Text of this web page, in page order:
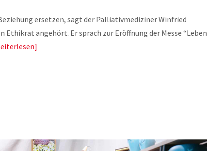
ersetzen, sagt der Palliativmediziner Winfried
Ethikrat angehört. Er sprach zur Eröffnung der Messe “Leben